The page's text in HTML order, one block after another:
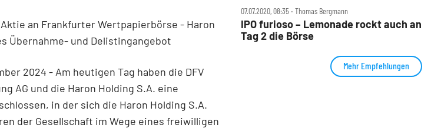
an Frankfurter Wertpapierbörse - Haron
Übernahme- und Delistingangebot
2024 - Am heutigen Tag haben die DFV
AG und die Haron Holding S.A. eine
in der sich die Haron Holding S.A.
der Gesellschaft im Wege eines freiwilligen
07.07.2020, 08:35 ‧ Thomas Bergmann
IPO furioso – Lemonade rockt auch an
Tag 2 die Börse
Mehr Empfehlungen